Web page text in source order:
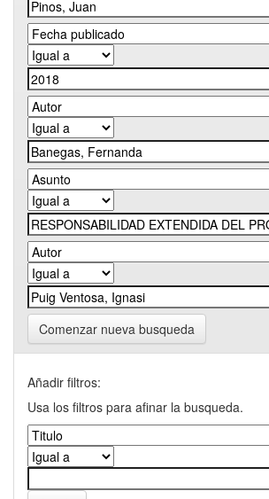
Comenzar nueva busqueda
Añadir filtros:
Usa los filtros para afinar la busqueda.